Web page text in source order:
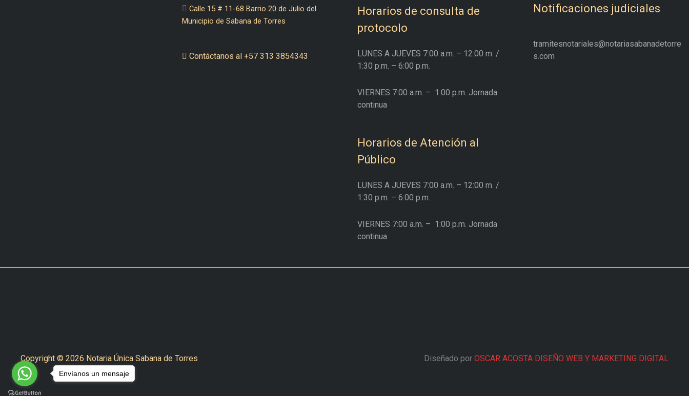
Calle 15 # 11-68 Barrio 20 de Julio del
Municipio de Sabana de Torres
Contáctanos al +57 313 3854343
Horarios de consulta de
protocolo
LUNES A JUEVES 7:00 a.m. – 12:00 m. /
1:30 p.m. – 6:00 p.m.
VIERNES 7:00 a.m. – 1:00 p.m. Jornada
continua
Horarios de Atención al
Público
LUNES A JUEVES 7:00 a.m. – 12:00 m. /
1:30 p.m. – 6:00 p.m.
VIERNES 7:00 a.m. – 1:00 p.m. Jornada
continua
Notificaciones judiciales
tramitesnotariales@notariasabanadetorre
s.com
Copyright © 2026 Notaria Única Sabana de Torres Diseñado por OSCAR ACOSTA DISEÑO WEB Y MARKETING DIGITAL
Envíanos un mensaje